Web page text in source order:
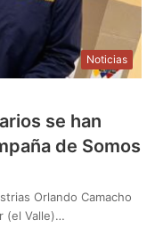
Noticias
se han
de Somos
Orlando Camacho
(el Valle)…